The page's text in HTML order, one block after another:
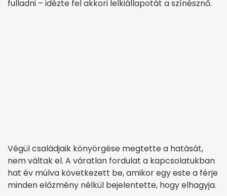
fulladni – idézte fel akkori lelkiállapotát a színésznő.
Végül családjaik könyörgése megtette a hatását,
nem váltak el. A váratlan fordulat a kapcsolatukban
hat év múlva következett be, amikor egy este a férje
minden előzmény nélkül bejelentette, hogy elhagyja.